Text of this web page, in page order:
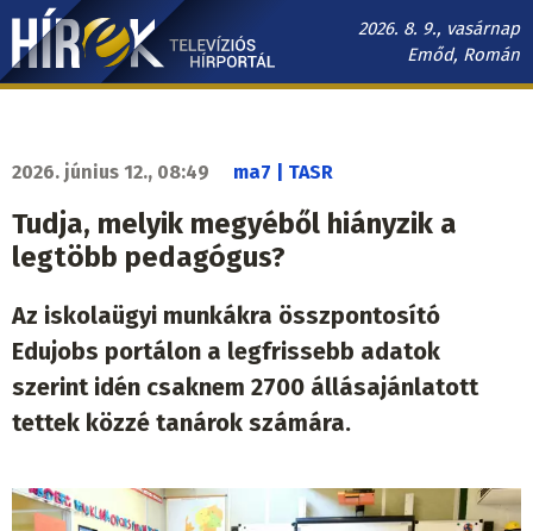
Ugrás
tartalomra
2026. 8. 9., vasárnap
Emőd, Román
Hírek.sk
navigáció
2026. június 12., 08:49 ma7 | TASR
Tudja, melyik megyéből hiányzik a
legtöbb pedagógus?
Az iskolaügyi munkákra összpontosító
Edujobs portálon a legfrissebb adatok
szerint idén csaknem 2700 állásajánlatott
tettek közzé tanárok számára.